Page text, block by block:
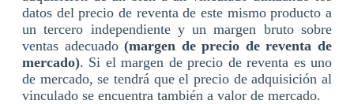
datos del precio de reventa de este mismo producto a
un tercero independiente y un margen bruto sobre
ventas adecuado(margen de precio de reventa de
mercado). Si el margen de precio de reventa es uno
de mercado, se tendrá que el precio de adquisición al
vinculado se encuentra también a valor de mercado.